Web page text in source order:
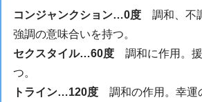
コンジャンクション…0度 調和、不
強調の意味合いを持つ。
セクスタイル…60度 調和に作用。
つ。
トライン…120度 調和の作用。幸運